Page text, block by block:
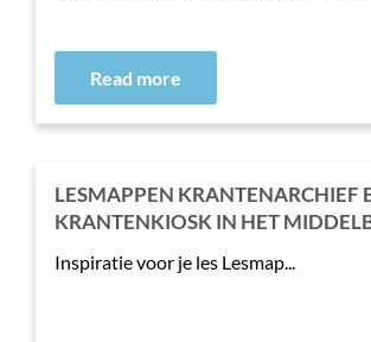
Read more
LESMAPPEN KRANTENARCHIEF
KRANTENKIOSK IN HET
Inspiratie voor je les Lesmap...